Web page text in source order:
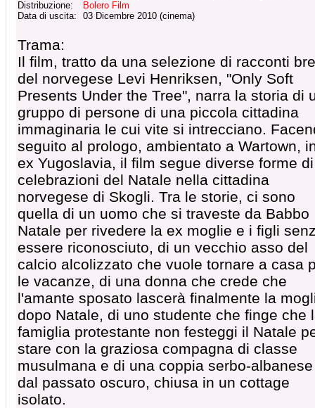
Distribuzione:
Bolero Film
Data di uscita:
03 Dicembre 2010 (cinema)
Trama:
Il film, tratto da una selezione di racconti
del norvegese Levi Henriksen, "Only Soft
Presents Under the Tree", narra la storia di
gruppo di persone di una piccola cittadina
immaginaria le cui vite si intrecciano.
seguito al prologo, ambientato a Wartown,
ex Yugoslavia, il film segue diverse forme di
celebrazioni del Natale nella cittadina
norvegese di Skogli. Tra le storie, ci sono
quella di un uomo che si traveste da Babbo
Natale per rivedere la ex moglie e i figli
essere riconosciuto, di un vecchio asso del
calcio alcolizzato che vuole tornare a casa
le vacanze, di una donna che crede che
l'amante sposato lascerà finalmente la
dopo Natale, di uno studente che finge che
famiglia protestante non festeggi il Natale
stare con la graziosa compagna di classe
musulmana e di una coppia serbo-albanese
dal passato oscuro, chiusa in un cottage
isolato.